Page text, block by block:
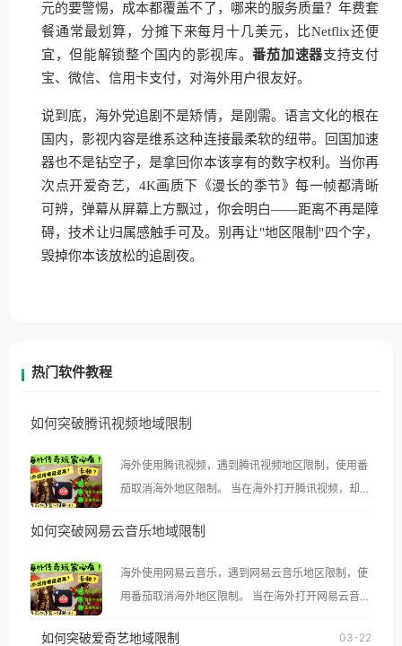
元的要警惕，成本都覆盖不了，哪来的服务质量？年费套
餐通常最划算，分摊下来每月十几美元，比Netflix还便
宜，但能解锁整个国内的影视库。番茄加速器支持支付
宝、微信、信用卡支付，对海外用户很友好。
说到底，海外党追剧不是矫情，是刚需。语言文化的根在
国内，影视内容是维系这种连接最柔软的纽带。回国加速
器也不是钻空子，是拿回你本该享有的数字权利。当你再
次点开爱奇艺，4K画质下《漫长的季节》每一帧都清晰
可辨，弹幕从屏幕上方飘过，你会明白——距离不再是障
碍，技术让归属感触手可及。别再让"地区限制"四个字，
毁掉你本该放松的追剧夜。
热门软件教程
如何突破腾讯视频地域限制
海外使用腾讯视频，遇到腾讯视频地区限制，使用番
茄取消海外地区限制。 当在海外打开腾讯视频，却突
示语。 海外用户如香港、澳门、台湾、美国、加拿
像其他音乐平台一样，出现地区及版权限制问题，且
仅能在中国大陆地区播放。 遇到这个问题的朋友们，
使用番茄回国加速器，即可解决「海外用户收听腾讯
如何突破网易云音乐地域限制
海外使用网易云音乐，遇到网易云音乐地区限制，使
用番茄取消海外地区限制。 当在海外打开网易云音
播放”的提示语。 海外用户如香港、澳门、台湾、美
如何突破爱奇艺地域限制 03-22